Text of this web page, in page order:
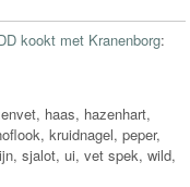
kookt met Kranenborg:
haas, hazenhart,
kruidnagel, peper,
sjalot, ui, vet spek, wild,